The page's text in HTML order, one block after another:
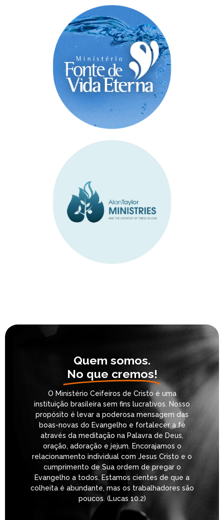
Quem somos.
No que cremos!
O Ministério Ceifeiros de Cristo é uma
instituição brasileira sem fins lucrativos. Nosso
propósito é levar a poderosa mensagem das
boas-novas do Evangelho e fortalecer a fé
através da meditação na Palavra de Deus,
oração, adoração e jejum. Encorajamos o
relacionamento individual com Jesus Cristo e o
cumprimento de Sua ordem de pregar o
Evangelho a todos. Estamos cientes de que a
colheita é abundante, mas os trabalhadores são
poucos. (Lucas 10.2)